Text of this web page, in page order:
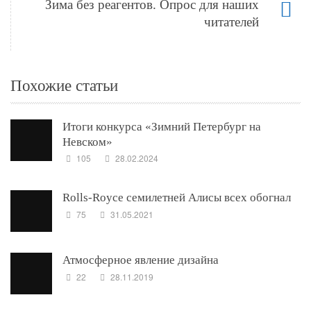
Зима без реагентов. Опрос для наших
читателей
Похожие статьи
Итоги конкурса «Зимний Петербург на
Невском»
105 28.02.2024
Rolls-Royce семилетней Алисы всех обогнал
75 31.05.2021
Атмосферное явление дизайна
22 28.11.2019